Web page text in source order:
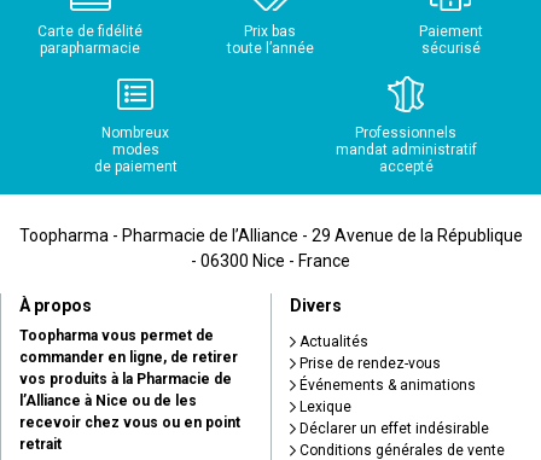
Carte de fidélité
parapharmacie
Prix bas
toute l’année
Paiement
sécurisé
Nombreux
modes
de paiement
Professionnels
mandat administratif
accepté
Toopharma - Pharmacie de l’Alliance - 29 Avenue de la République
- 06300 Nice - France
À propos
Toopharma vous permet de
commander en ligne, de retirer
vos produits à la Pharmacie de
l’Alliance à Nice ou de les
recevoir chez vous ou en point
retrait
Divers
Actualités
Prise de rendez-vous
Événements & animations
Lexique
Déclarer un effet indésirable
Conditions générales de vente